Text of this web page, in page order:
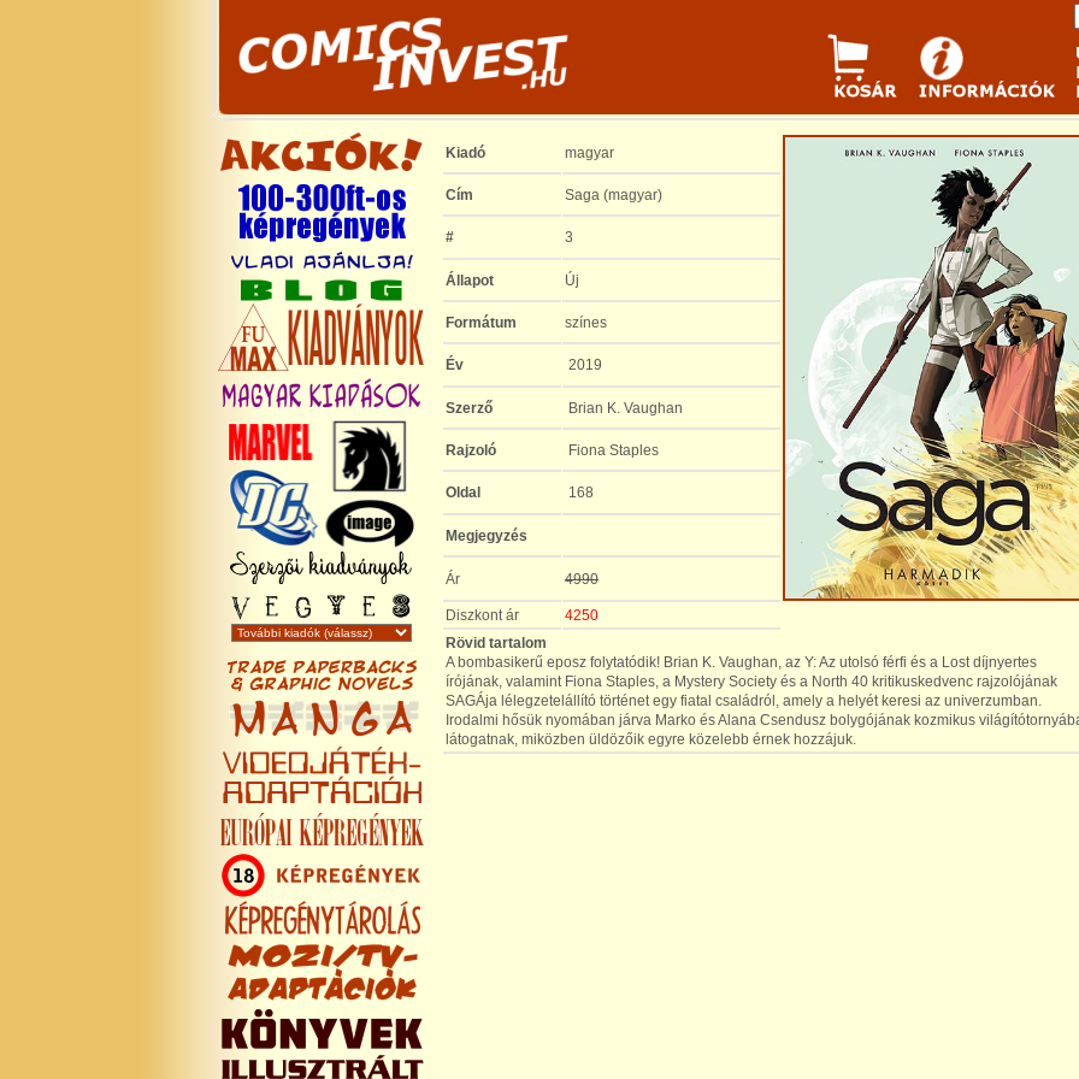
Kiadó magyar
Cím Saga (magyar)
# 3
Állapot Új
Formátum színes
Év 2019
Szerző Brian K. Vaughan
Rajzoló Fiona Staples
Oldal 168
Megjegyzés
Ár 4990
Diszkont ár
4250
Rövid tartalom
A bombasikerű eposz folytatódik! Brian K. Vaughan, az Y: Az utolsó férfi és a Lost díjnyertes
írójának, valamint Fiona Staples, a Mystery Society és a North 40 kritikuskedvenc rajzolójának
SAGÁja lélegzetelállító történet egy fiatal családról, amely a helyét keresi az univerzumban.
Irodalmi hősük nyomában járva Marko és Alana Csendusz bolygójának kozmikus
látogatnak, miközben üldözőik egyre közelebb érnek hozzájuk.